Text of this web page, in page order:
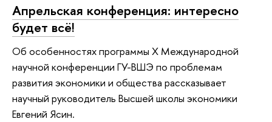
Апрельская конференция: интересно
будет всё!
Об особенностях программы X Международной
научной конференции ГУ-ВШЭ по проблемам
развития экономики и общества рассказывает
научный руководитель Высшей школы экономики
Евгений Ясин.